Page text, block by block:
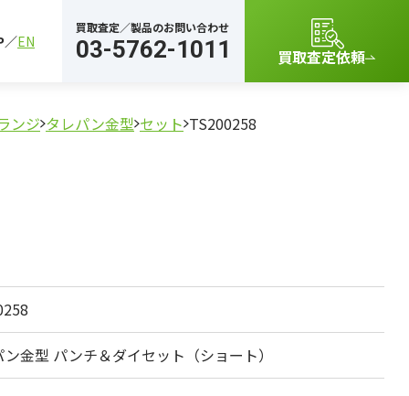
EN
買取査定／製品のお問い合わせ
03-5762-1011 買取査定依頼
ンジ タレパン金型 セット TS200258
金型 パンチ＆ダイセット（ショート）